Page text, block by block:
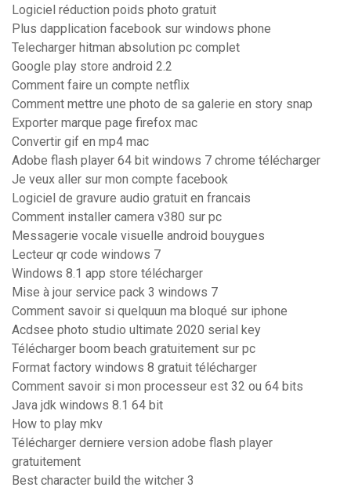
Logiciel réduction poids photo gratuit
Plus dapplication facebook sur windows phone
Telecharger hitman absolution pc complet
Google play store android 2.2
Comment faire un compte netflix
Comment mettre une photo de sa galerie en story snap
Exporter marque page firefox mac
Convertir gif en mp4 mac
Adobe flash player 64 bit windows 7 chrome télécharger
Je veux aller sur mon compte facebook
Logiciel de gravure audio gratuit en francais
Comment installer camera v380 sur pc
Messagerie vocale visuelle android bouygues
Lecteur qr code windows 7
Windows 8.1 app store télécharger
Mise à jour service pack 3 windows 7
Comment savoir si quelquun ma bloqué sur iphone
Acdsee photo studio ultimate 2020 serial key
Télécharger boom beach gratuitement sur pc
Format factory windows 8 gratuit télécharger
Comment savoir si mon processeur est 32 ou 64 bits
Java jdk windows 8.1 64 bit
How to play mkv
Télécharger derniere version adobe flash player
gratuitement
Best character build the witcher 3